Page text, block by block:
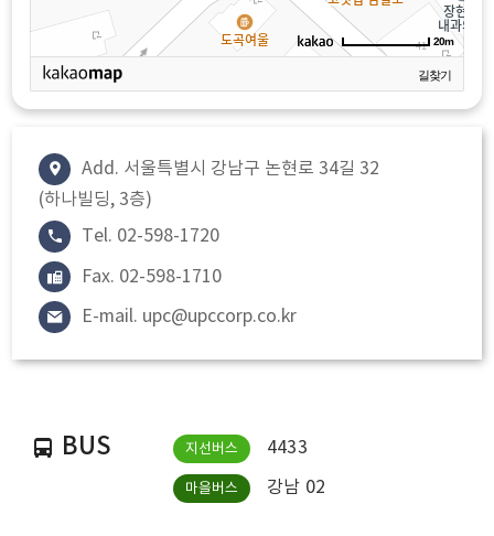
20m
길찾기
Add. 서울특별시 강남구 논현로 34길 32
(하나빌딩, 3층)
Tel. 02-598-1720
Fax. 02-598-1710
E-mail. upc@upccorp.co.kr
BUS
4433
강남 02